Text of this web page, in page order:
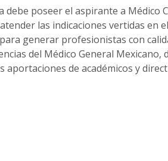
debe poseer el aspirante a
las indicaciones vertidas en
generar profesionistas con
del Médico General Mexicano,
de académicos y